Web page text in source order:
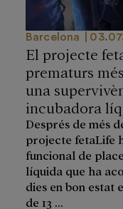
Barcelona
El projecte
prematurs
una
incubadora
Després de més
projecte fetaLife
funcional de
líquida que ha
dies en bon estat
de 13 ...